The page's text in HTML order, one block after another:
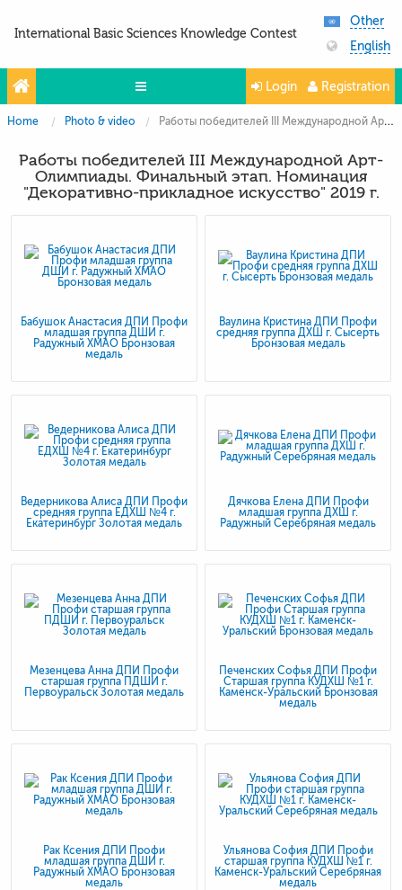
International Basic Sciences Knowledge Contest
Other
English
Olympiads
Projects
Partners
Photo & Video
Login Registration
Home Photo & video Работы победителей III Международной Арт-Олимпиады. Финальный этап. Номинация "Декоративно-прикладное искусство" 2019 г.
Работы победителей III Международной Арт-
Олимпиады. Финальный этап. Номинация
"Декоративно-прикладное искусство" 2019 г.
Бабушок Анастасия ДПИ Профи
младшая группа ДШИ г.
Радужный ХМАО Бронзовая
медаль
Ваулина Кристина ДПИ Профи
средняя группа ДХШ г. Сысерть
Бронзовая медаль
Ведерникова Алиса ДПИ Профи
средняя группа ЕДХШ №4 г.
Екатеринбург Золотая медаль
Дячкова Елена ДПИ Профи
младшая группа ДХШ г.
Радужный Серебряная медаль
Мезенцева Анна ДПИ Профи
старшая группа ПДШИ г.
Первоуральск Золотая медаль
Печенских Софья ДПИ Профи
Старшая группа КУДХШ №1 г.
Каменск-Уральский Бронзовая
медаль
Рак Ксения ДПИ Профи
младшая группа ДШИ г.
Радужный ХМАО Бронзовая
медаль
Ульянова София ДПИ Профи
старшая группа КУДХШ №1 г.
Каменск-Уральский Серебряная
медаль